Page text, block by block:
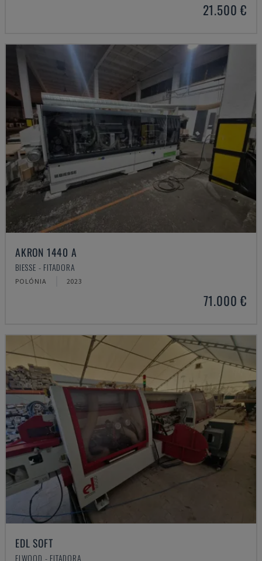
21.500 €
AKRON 1440 A
BIESSE - FITADORA
POLÓNIA 2023
71.000 €
EDL SOFT
ELWOOD - FITADORA